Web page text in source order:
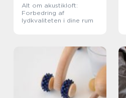
Alt om akustikloft:
Forbedring af
lydkvaliteten i dine rum